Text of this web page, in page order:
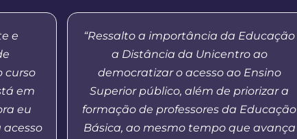
e
curso
em
eu
acesso
“Ressalto a importância da Educação
a Distância da Unicentro ao
democratizar o acesso ao Ensino
Superior público, além de priorizar a
formação de professores da Educação
Básica, ao mesmo tempo que avança